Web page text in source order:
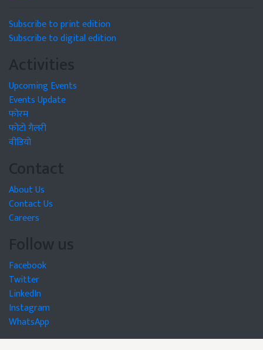
Subscribe to print edition
Subscribe to digital edition
Activities
Upcoming Events
Events Update
फोरम
फोटो गैलरी
वीडियो
Contact
About Us
Contact Us
Careers
Follow us
Facebook
Twitter
LinkedIn
Instagram
WhatsApp